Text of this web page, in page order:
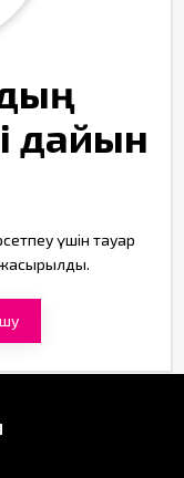
дайын
үшін тауар